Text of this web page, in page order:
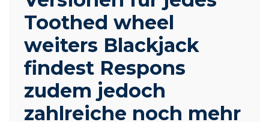
Toothed wheel
weiters Blackjack
findest Respons
zudem jedoch
zahlreiche noch mehr